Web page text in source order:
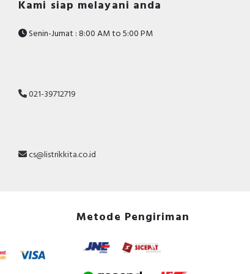
Type of electrical
protection unit
contacts as normally
closed contact
Number of auxiliary
Number of auxiliary
Kami siap melayani anda
Senin-Jumat : 8:00 AM to 5:00 PM
021-39712719
cs@listrikkita.co.id
Metode Pengiriman